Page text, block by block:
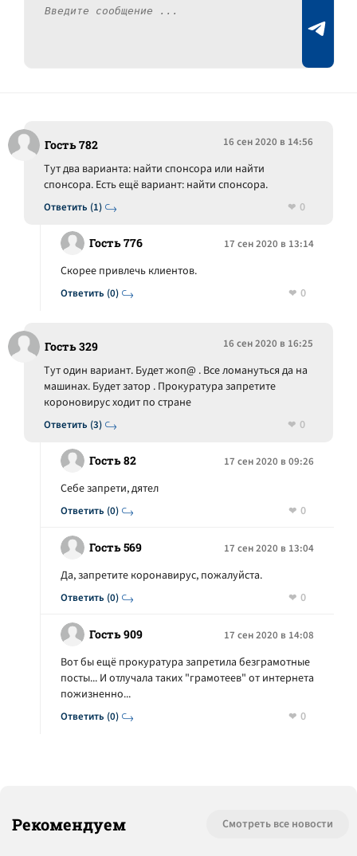
Гость 782 16 сен 2020 в 14:56
Ответить (1)
Тут два варианта: найти спонсора или найти
спонсора. Есть ещё вариант: найти спонсора.
0
Гость 776 17 сен 2020 в 13:14
Ответить (0)
Скорее привлечь клиентов.
0
Гость 329 16 сен 2020 в 16:25
Ответить (3)
Тут один вариант. Будет жоп@ . Все ломануться да на
машинах. Будет затор . Прокуратура запретите
короновирус ходит по стране
0
Гость 82 17 сен 2020 в 09:26
Ответить (0)
Себе запрети, дятел
0
Гость 569 17 сен 2020 в 13:04
Ответить (0)
Да, запретите коронавирус, пожалуйста.
0
Гость 909 17 сен 2020 в 14:08
Ответить (0)
Вот бы ещё прокуратура запретила безграмотные
посты... И отлучала таких "грамотеев" от интернета
пожизненно...
0
Рекомендуем Смотреть все новости